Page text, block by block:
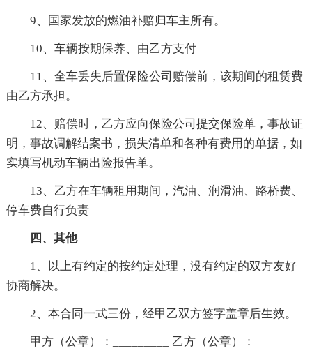
9、国家发放的燃油补赔归车主所有。
10、车辆按期保养、由乙方支付
11、全车丢失后置保险公司赔偿前，该期间的租赁费
由乙方承担。
12、赔偿时，乙方应向保险公司提交保险单，事故证
明，事故调解结案书，损失清单和各种有费用的单据，如
实填写机动车辆出险报告单。
13、乙方在车辆租用期间，汽油、润滑油、路桥费、
停车费自行负责
四、其他
1、以上有约定的按约定处理，没有约定的双方友好
协商解决。
2、本合同一式三份，经甲乙双方签字盖章后生效。
甲方（公章）：_________ 乙方（公章）：